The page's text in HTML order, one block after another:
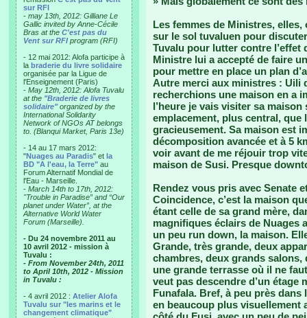
sur RFI
- may 13th, 2012: Gilliane Le
Gallic invited by Anne-Cécile
Bras at the C'est pas du
Vent sur RFI program (RFI)
- 12 mai 2012: Alofa participe à
la braderie du livre solidaire
organisée par la Ligue de
l'Enseignement (Paris)
- May 12th, 2012: Alofa Tuvalu
at the "Braderie de livres
solidaire"organized by the
International Solidarity
Network of NGOs AT belongs
to. (Blanqui Market, Paris 13e)
- 14 au 17 mars 2012:
"Nuages au Paradis" et la
BD "A l'eau, la Terre" au
Forum Alternatif Mondial de
l'Eau - Marseille.
- March 14th to 17th, 2012:
"Trouble in Paradise” and “Our
planet under Water”, at the
Alternative World Water
Forum (Marseille).
- Du 24 novembre 2011 au
10 avril 2012 - mission à
Tuvalu :
- From November 24th, 2011
to April 10th, 2012 - Mission
in Tuvalu :
- 4 avril 2012 : Atelier Alofa
Tuvalu sur "les marins et le
changement climatique"
Les femmes de Ministres,
sur le sol tuvaluen pour
Tuvalu pour lutter contre l’effet
Ministre lui a accepté de faire
pour mettre en place un plan
Autre merci aux ministres : Uili
recherchions une maison en a
l’heure je vais visiter sa
emplacement, plus central, que
gracieusement. Sa maison est
décomposition avancée et à 5
voir avant de me réjouir trop
maison de Susi. Presque
Rendez vous pris avec Senate
Coincidence, c’est la maison
étant celle de sa grand mère,
magnifiques éclairs de Nuages
un peu run down, la maison.
Grande, très grande, deux
chambres, deux grands
une grande terrasse où il ne
veut pas descendre d’un étage
Funafala. Bref, à peu près dans
en beaucoup plus visuellement